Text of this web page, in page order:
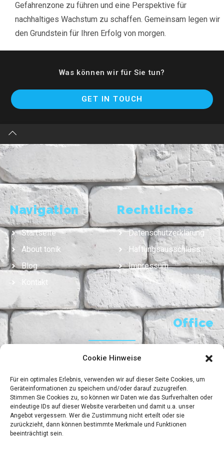
Cookie Hinweise
Für ein optimales Erlebnis, verwenden wir auf dieser Seite Cookies, um
Geräteinformationen zu speichern und/oder darauf zuzugreifen.
Stimmen Sie Cookies zu, so können wir Daten wie das Surfverhalten oder
eindeutige IDs auf dieser Website verarbeiten und damit u.a. unser
Angebot vergessern. Wer die Zustimmung nicht erteilt oder sie
zurückzieht, dann können bestimmte Merkmale und Funktionen
beeinträchtigt sein.
Gefahrenzone zu führen und eine Perspektive für
nachhaltiges Wachstum zu schaffen. Gemeinsam legen wir
den Grundstein für Ihren Erfolg von morgen.
Was können wir für Sie tun?
GET IN TOUCH
Navigation
Startseite
About tonik
Blog
Kontakt
Rechtliches
Datenschutzerklärung
Haftungsausschluss
Impressum
Office
tonik consulting, Toni Kettel
DE-73779 Deizisau
T: +49 7153 92 42 600
M: +49 152 0850 7337